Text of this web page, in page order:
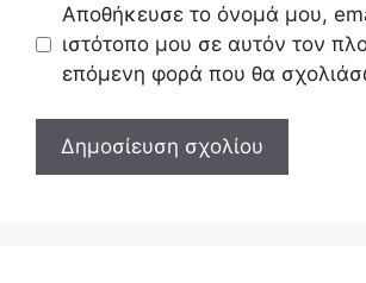
Αποθήκευσε το όνομά μου,
ιστότοπο μου σε αυτόν τον
επόμενη φορά που θα